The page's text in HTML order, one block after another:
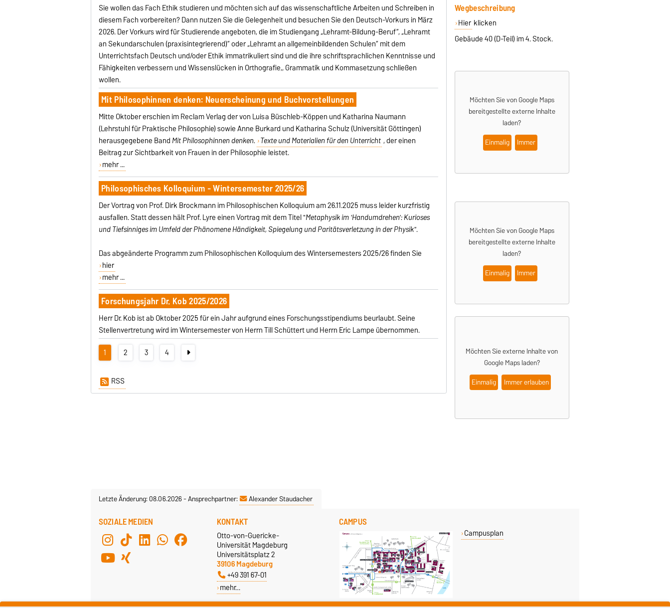
Sie wollen das Fach Ethik studieren und möchten sich auf das wissenschaftliche Arbeiten und Schreiben in
diesem Fach vorbereiten? Dann nutzen Sie die Gelegenheit und besuchen Sie den Deutsch-Vorkurs in März
2026. Der Vorkurs wird für Studierende angeboten, die im Studiengang „Lehramt-Bildung-Beruf“, „Lehramt
an Sekundarschulen (praxisintegrierend)“ oder „Lehramt an allgemeinbildenden Schulen“ mit dem
Unterrichtsfach Deutsch und/oder Ethik immatrikuliert sind und die ihre schriftsprachlichen Kenntnisse und
Fähigkeiten verbessern und Wissenslücken in Orthografie,, Grammatik und Kommasetzung schließen
wollen.
Mit Philosophinnen denken: Neuerscheinung und Buchvorstellungen
Mitte Oktober erschien im Reclam Verlag der von Luisa Büschleb-Köppen und Katharina Naumann
(Lehrstuhl für Praktische Philosophie) sowie Anne Burkard und Katharina Schulz (Universität Göttingen)
herausgegebene Band Mit Philosophinnen denken. Texte und Materialien für den Unterricht , der einen
Beitrag zur Sichtbarkeit von Frauen in der Philosophie leistet.
mehr ...
Philosophisches Kolloquium - Wintersemester 2025/26
Der Vortrag von Prof. Dirk Brockmann im Philosophischen Kolloquium am 26.11.2025 muss leider kurzfristig
ausfallen. Statt dessen hält Prof. Lyre einen Vortrag mit dem Titel "Metaphysik im 'Handumdrehen': Kurioses
und Tiefsinniges im Umfeld der Phänomene Händigkeit, Spiegelung und Paritätsverletzung in der Physik".
Das abgeänderte Programm zum Philosophischen Kolloquium des Wintersemesters 2025/26 finden Sie
hier
mehr ...
Forschungsjahr Dr. Kob 2025/2026
Herr Dr. Kob ist ab Oktober 2025 für ein Jahr aufgrund eines Forschungsstipendiums beurlaubt. Seine
Stellenvertretung wird im Wintersemester von Herrn Till Schüttert und Herrn Eric Lampe übernommen.
1
2 3 4
RSS
Wegbeschreibung
Hier klicken
Gebäude 40 (D-Teil) im 4. Stock.
Möchten Sie von Google Maps
bereitgestellte externe Inhalte
laden?
Einmalig
Immer
Möchten Sie von Google Maps
bereitgestellte externe Inhalte
laden?
Einmalig
Immer
Möchten Sie externe Inhalte von
Google Mapsladen?
Einmalig
Immer erlauben
Letzte Änderung: 08.06.2026-Ansprechpartner: Alexander Staudacher
SOZIALE MEDIEN KONTAKT
Otto-von-Guericke-
Universität Magdeburg
Universitätsplatz 2
39106 Magdeburg
+49 391 67-01
mehr…
CAMPUS
Campusplan